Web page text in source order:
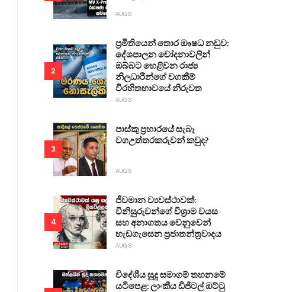
AUG 8
2
ප්‍රමිතියෙන් තොර ඖෂධ නඩුව:
දේශපාලන චෝදනාවලින්
ඔබ්බට හෙළිවන රාජ්‍ය
නිලධාරීන්ගේ වගකීම්
විරහිතභාවයේ නිරුවත
AUG 8
3
පාස්කු ප්‍රහාරයේ සැබෑ
වගඋත්තරකරුවන් කවුද?
AUG 8
4
ජීවමාන ව්‍යවස්ථාවක්:
විනිසුරුවන්ගේ විශ්‍රාම වයස
සහ අනාගතය වෙනුවෙන්
හැඩගැසෙන ප්‍රජාතන්ත්‍රවාදය
AUG 8
විදේශීය සූදු සමාගම් තහනමේ
යටිපෙළ: ලාංකීය ඩිජිටල් ඔට්ටු